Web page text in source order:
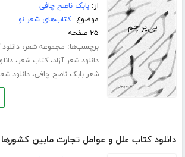
از:بابک ناصح چافی
موضوع:کتاب‌های شعر نو
۲۵ صفحه
برچسب‌ها: مجموعه شعر،
دانلود شعر آزاد،کتاب شعر،
شعر بابک ناصح چافی،دانلود
دانلود کتاب علل و عوامل تجارت مابین کشورها